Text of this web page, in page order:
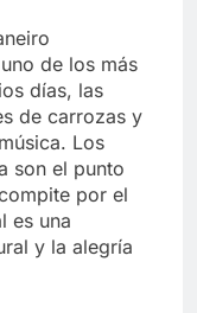
de los más
días, las
de carrozas y
Los
son el punto
por el
es una
y la alegría